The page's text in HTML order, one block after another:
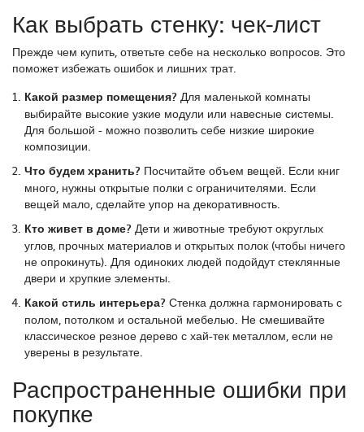
Как выбрать стенку: чек-лист
Прежде чем купить, ответьте себе на несколько вопросов. Это
поможет избежать ошибок и лишних трат.
Какой размер помещения? Для маленькой комнаты
выбирайте высокие узкие модули или навесные системы.
Для большой - можно позволить себе низкие широкие
композиции.
Что будем хранить? Посчитайте объем вещей. Если книг
много, нужны открытые полки с ограничителями. Если
вещей мало, сделайте упор на декоративность.
Кто живет в доме? Дети и животные требуют округлых
углов, прочных материалов и открытых полок (чтобы ничего
не опрокинуть). Для одиноких людей подойдут стеклянные
двери и хрупкие элементы.
Какой стиль интерьера? Стенка должна гармонировать с
полом, потолком и остальной мебелью. Не смешивайте
классическое резное дерево с хай-тек металлом, если не
уверены в результате.
Распространенные ошибки при
покупке